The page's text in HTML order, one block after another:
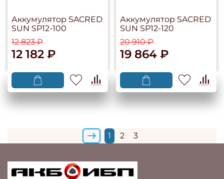
Аккумулятор SACRED
SUN SP12-100
12 823 ₽
12 182 ₽
Аккумулятор SACRED
SUN SP12-120
20 910 ₽
19 864 ₽
1 2 3